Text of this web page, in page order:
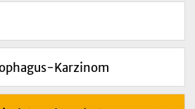
Karzinom